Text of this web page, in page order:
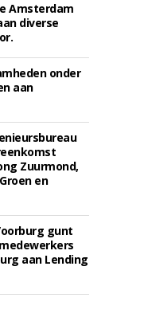
Amsterdam
diverse
onder
aan
Zuurmond,
en
gunt
aan Lending